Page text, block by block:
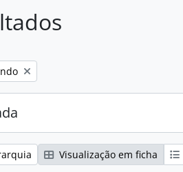
filtro:
Visualização em ficha